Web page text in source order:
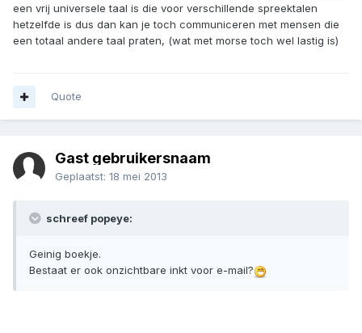
een vrij universele taal is die voor verschillende spreektalen
hetzelfde is dus dan kan je toch communiceren met mensen die
een totaal andere taal praten, (wat met morse toch wel lastig is)
Quote
Gast gebruikersnaam
Geplaatst: 18 mei 2013
schreef popeye:
Geinig boekje.
Bestaat er ook onzichtbare inkt voor e-mail?